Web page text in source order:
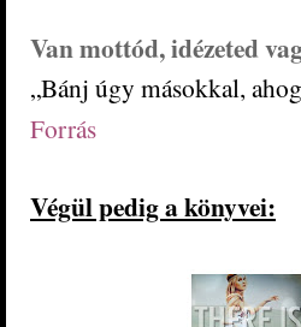
Van mottód, idézeted
„Bánj úgy másokkal,
Forrás
Végül pedig a könyvei: